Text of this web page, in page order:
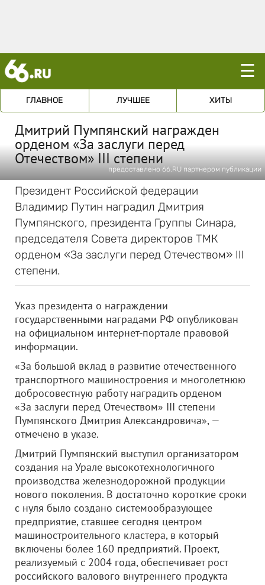
☰
ГЛАВНОЕ ЛУЧШЕЕ ХИТЫ
Дмитрий Пумпянский награжден
орденом «За заслуги перед
Отечеством» III степени
предоставлено 66.RU партнером публикации
Президент Российской федерации
Владимир Путин наградил Дмитрия
Пумпянского, президента Группы Синара,
председателя Совета директоров ТМК
орденом «За заслуги перед Отечеством» III
степени.
Указ президента о награждении
государственными наградами РФ опубликован
на официальном интернет-портале правовой
информации.
«За большой вклад в развитие отечественного
транспортного машиностроения и многолетнюю
добросовестную работу наградить орденом
«За заслуги перед Отечеством» III степени
Пумпянского Дмитрия Александровича», —
отмечено в указе.
Дмитрий Пумпянский выступил организатором
создания на Урале высокотехнологичного
производства железнодорожной продукции
нового поколения. В достаточно короткие сроки
с нуля было создано системообразующее
предприятие, ставшее сегодня центром
машиностроительного кластера, в который
включены более 160 предприятий. Проект,
реализуемый с 2004 года, обеспечивает рост
российского валового внутреннего продукта